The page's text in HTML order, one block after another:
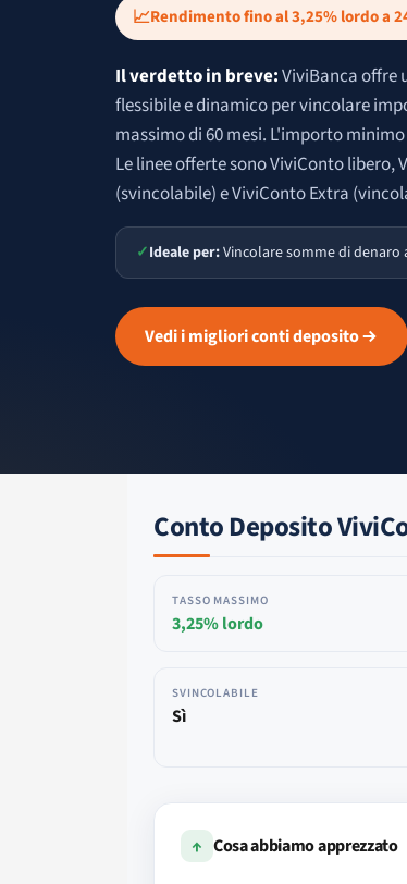
📈Rendimentofino al 3,25% lordo a
Il verdetto in breve:ViviBanca offre
flessibile e dinamico per vincolare
massimo di 60 mesi. L'importo
Le linee offerte sono ViviConto libero,
(svincolabile) e ViviConto Extra
✓Ideale per:Vincolare somme di
Vedi i migliori conti deposito
Conto Deposito
TASSO MASSIMO
3,25% lordo
SVINCOLABILE
Sì
↑ Cosa abbiamo apprezzato